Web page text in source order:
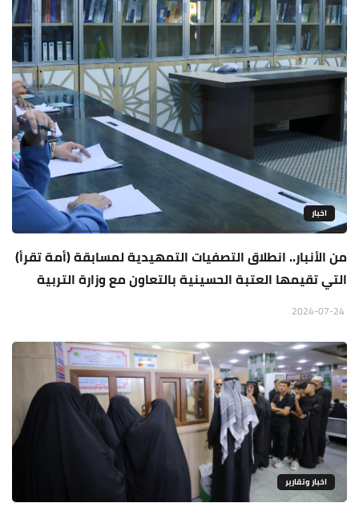
اخبار
من الأنبار.. انطلاق التصفيات التمهيدية لمسابقة (أمة تقرأ)
التي تقيمها العتبة الحسينية بالتعاون مع وزارة التربية
اخبار وتقارير